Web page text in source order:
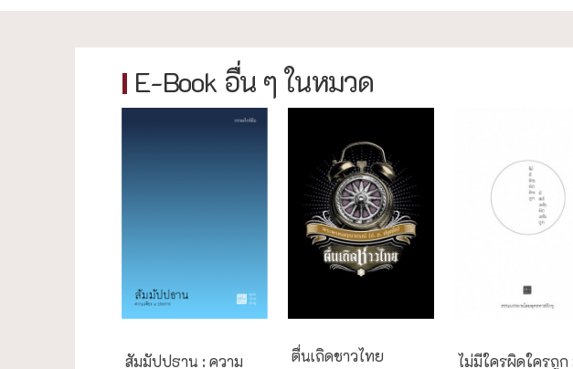
E-Book อื่น ๆ ในหมวด
สัมมัปปธาน : ความ
ตื่นเถิดชาวไทย
ไม่มีใครผิดใครถูก